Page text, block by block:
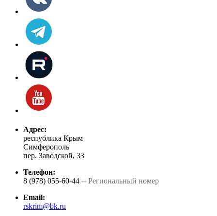
Адрес:
республика Крым
Симферополь
пер. Заводской, 33
Телефон:
8 (978) 055-60-44 -- Региональный номер
Email:
rskrim@bk.ru